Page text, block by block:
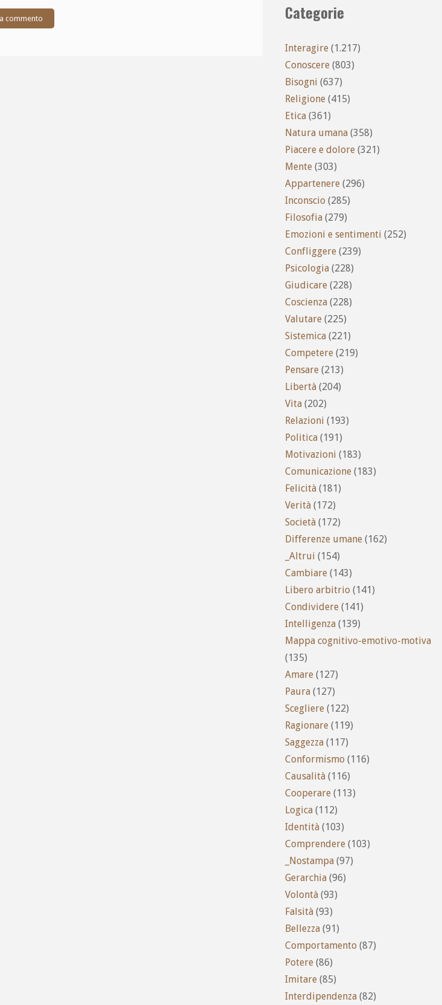
Categorie
Interagire (1.217)
Conoscere (803)
Bisogni (637)
Religione (415)
Etica (361)
Natura umana (358)
Piacere e dolore (321)
Mente (303)
Appartenere (296)
Inconscio (285)
Filosofia (279)
Emozioni e sentimenti (252)
Confliggere (239)
Psicologia (228)
Giudicare (228)
Coscienza (228)
Valutare (225)
Sistemica (221)
Competere (219)
Pensare (213)
Libertà (204)
Vita (202)
Relazioni (193)
Politica (191)
Motivazioni (183)
Comunicazione (183)
Felicità (181)
Verità (172)
Società (172)
Differenze umane (162)
_Altrui (154)
Cambiare (143)
Libero arbitrio (141)
Condividere (141)
Intelligenza (139)
Mappa cognitivo-emotivo-motiva
(135)
Amare (127)
Paura (127)
Scegliere (122)
Ragionare (119)
Saggezza (117)
Conformismo (116)
Causalità (116)
Cooperare (113)
Logica (112)
Identità (103)
Comprendere (103)
_Nostampa (97)
Gerarchia (96)
Volontà (93)
Falsità (93)
Bellezza (91)
Comportamento (87)
Potere (86)
Imitare (85)
Interdipendenza (82)